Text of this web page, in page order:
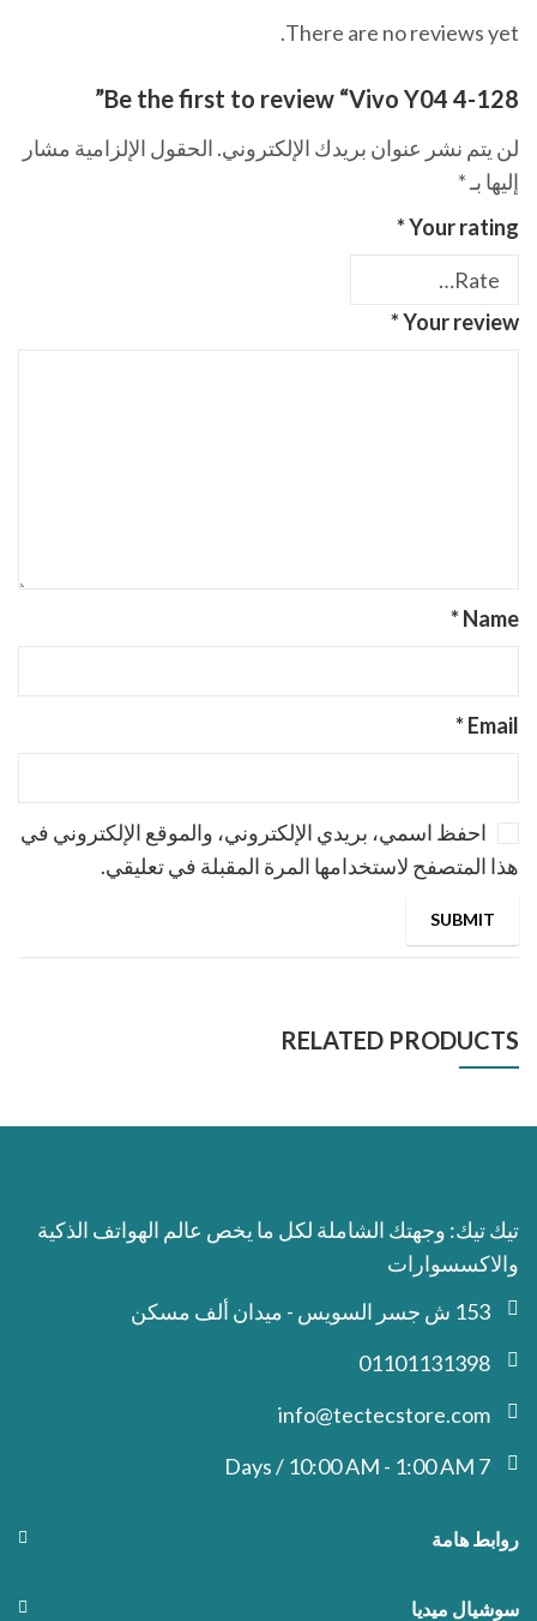
There are no reviews yet.
Be the first to review “Vivo Y04 4-128”
لن يتم نشر عنوان بريدك الإلكتروني. الحقول الإلزامية مشار
إليها بـ*
Your rating
*
Your review
*
Name
*
Email
*
احفظ اسمي، بريدي الإلكتروني، والموقع الإلكتروني في
هذا المتصفح لاستخدامها المرة المقبلة في تعليقي.
RELATED PRODUCTS
تيك تيك: وجهتك الشاملة لكل ما يخص عالم الهواتف الذكية
والاكسسوارات
153 ش جسر السويس - ميدان ألف مسكن
01101131398
info@tectecstore.com
7 Days / 10:00 AM - 1:00 AM
روابط هامة
سوشيال ميديا